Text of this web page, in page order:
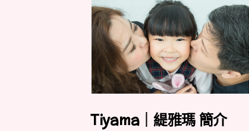
Tiyama｜緹雅瑪 簡介